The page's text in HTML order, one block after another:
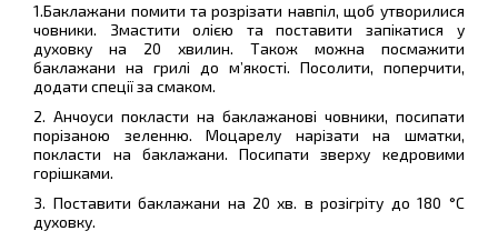
1.Баклажани помити та розрізати навпіл, щоб утворилися
човники. Змастити олією та поставити запікатися у
духовку на 20 хвилин. Також можна посмажити
баклажани на грилі до м’якості. Посолити, поперчити,
додати спеції за смаком.
2. Анчоуси покласти на баклажанові човники, посипати
порізаною зеленню. Моцарелу нарізати на шматки,
покласти на баклажани. Посипати зверху кедровими
горішками.
3. Поставити баклажани на 20 хв. в розігріту до 180 °С
духовку.